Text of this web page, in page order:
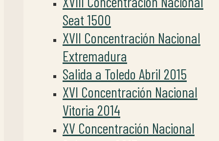
Seat 1500
XVII Concentración Nacional
Extremadura
Salida a Toledo Abril 2015
XVI Concentración Nacional
Vitoria 2014
XV Concentración Nacional